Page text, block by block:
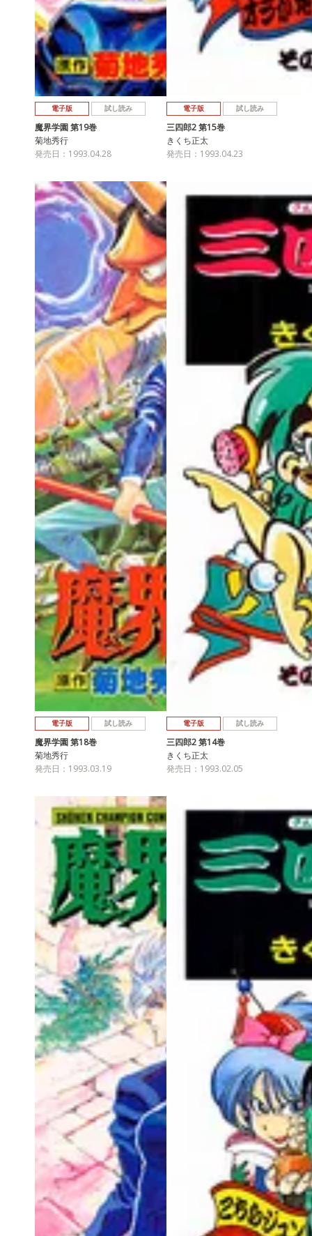
電子版 試し読み
魔界学園 第19巻
菊地秀行
発売日：1993.04.28
電子版 試し読み
三四郎2 第15巻
きくち正太
発売日：1993.04.23
電子版 試し読み
魔界学園 第18巻
菊地秀行
発売日：1993.03.19
電子版 試し読み
三四郎2 第14巻
きくち正太
発売日：1993.02.05